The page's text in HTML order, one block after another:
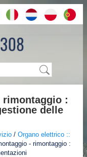
rimontaggio :
delle
/ Organo elettrico ::
- rimontaggio :